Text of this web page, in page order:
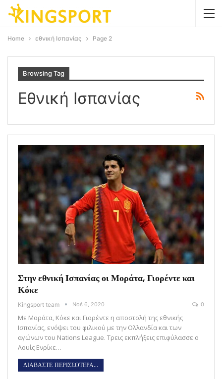
Home εθνική Ισπανίας Page 2
Browsing Tag
Εθνική Ισπανίας
Στην εθνική Ισπανίας οι Μοράτα, Γιορέντε και
Κόκε
Kingsport team Νοέ 6, 2020 0
Με Μοράτα, Κόκε και Γιορέντε η αποστολή της εθνικής
Ισπανίας, ενόψει του φιλικού με την Ολλανδία και των
αγώνων του Nations League. Τρεις εκπλήξεις επιφύλασσε ο
Λουίς Ενρίκε…
ΔΙΑΒΑΣΤΕ ΠΕΡΙΣΣΟΤΕΡΑ...